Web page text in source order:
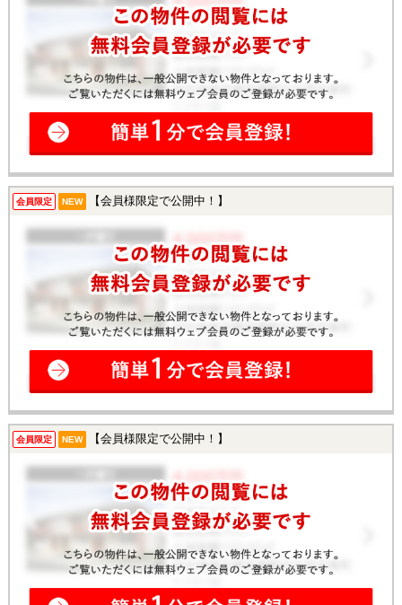
会員限定 NEW 【会員様限定で公開中！】
会員限定 NEW 【会員様限定で公開中！】